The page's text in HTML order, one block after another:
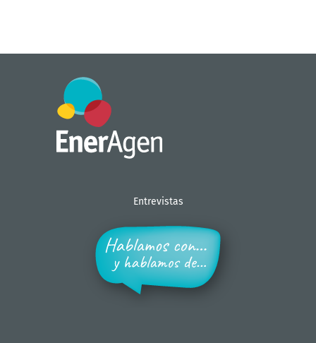
Entrevistas